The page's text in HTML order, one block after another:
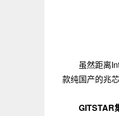
虽然距离
款纯国产的兆
GITSTAR